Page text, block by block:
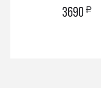
3690 a